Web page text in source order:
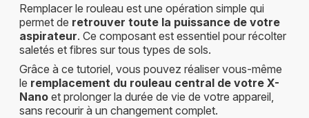
Remplacer le rouleau est une opération simple qui
permet de retrouver toute la puissance de votre
aspirateur. Ce composant est essentiel pour récolter
saletés et fibres sur tous types de sols.
Grâce à ce tutoriel, vous pouvez réaliser vous-même
le remplacement du rouleau central de votre X-
Nano et prolonger la durée de vie de votre appareil,
sans recourir à un changement complet.